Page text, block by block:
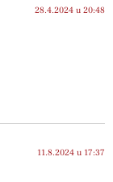
28.4.2024 u 20:48
11.8.2024 u 17:37